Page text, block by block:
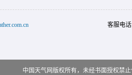
客服电
中国天气网版权所有，未经书面授权